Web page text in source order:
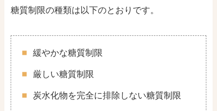
糖質制限の種類は以下のとおりです。
緩やかな糖質制限
厳しい糖質制限
炭水化物を完全に排除しない糖質制限